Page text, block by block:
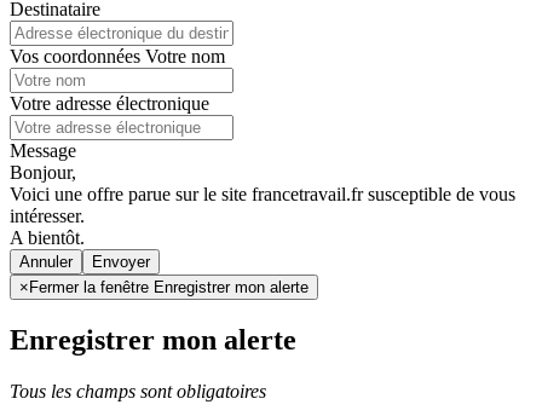
Destinataire
Vos coordonnées Votre nom
Votre adresse électronique
Message
Bonjour,
Voici une offre parue sur le site francetravail.fr susceptible de vous
intéresser.
A bientôt.
Annuler
× Fermer la fenêtre Enregistrer mon alerte
Enregistrer mon alerte
Tous les champs sont obligatoires